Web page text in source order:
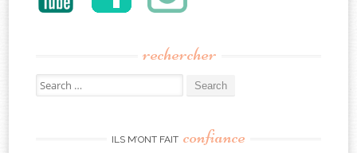
rechercher
Search
for:
ILS M’ONT FAIT confiance